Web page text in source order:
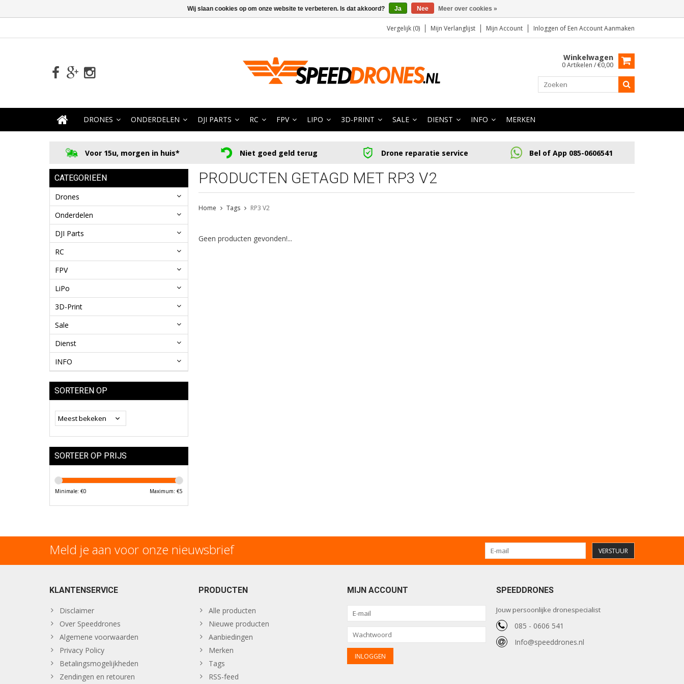
Vergelijk (0) Mijn Verlanglijst Mijn Account Inloggen of Een Account Aanmaken
Winkelwagen
0 Artikelen / €0,00
DRONES ONDERDELEN DJI PARTS RC FPV LIPO 3D-PRINT SALE DIENST INFO MERKEN
Voor 15u, morgen in huis* Niet goed geld terug Drone reparatie service Bel of App 085-0606541
CATEGORIEËN
Drones
Onderdelen
DJI Parts
RC
FPV
LiPo
3D-Print
Sale
Dienst
INFO
SORTEREN OP
SORTEER OP PRIJS
Minimale: €0 Maximum: €5
PRODUCTEN GETAGD MET RP3 V2
Home Tags RP3 V2
Geen producten gevonden!...
Meld je aan voor onze nieuwsbrief VERSTUUR
KLANTENSERVICE
Disclaimer
Over Speeddrones
Algemene voorwaarden
Privacy Policy
Betalingsmogelijkheden
Zendingen en retouren
PRODUCTEN
Alle producten
Nieuwe producten
Aanbiedingen
Merken
Tags
RSS-feed
MIJN ACCOUNT SPEEDDRONES
Jouw persoonlijke dronespecialist
085 - 0606 541
Info@speeddrones.nl
Wij slaan cookies op om onze website te verbeteren. Is dat akkoord? Ja Nee Meer over cookies »